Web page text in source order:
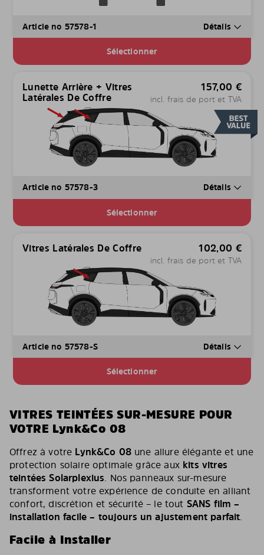
Article no 57578-1 Détails
Sélectionner
Lunette Arrière + Vitres
Latérales De Coffre
157,00 €
incl. frais de port et TVA
Article no 57578-3 Détails
Sélectionner
Vitres Latérales De Coffre 102,00 €
incl. frais de port et TVA
Article no 57578-S Détails
Sélectionner
VITRES TEINTÉES SUR-MESURE POUR
VOTRE Lynk&Co 08
Offrez à votre Lynk&Co 08 une allure élégante et une
protection solaire optimale grâce aux kits vitres
teintées Solarplexius. Nos panneaux sur-mesure
transforment votre expérience de conduite en alliant
confort, discrétion et sécurité – le tout SANS film –
installation facile – toujours un ajustement parfait.
Facile à Installer